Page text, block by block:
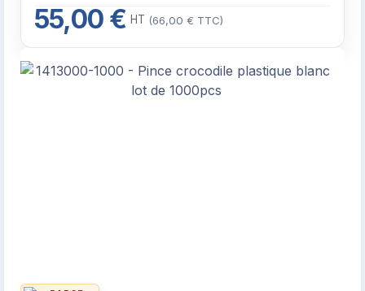
55,00 € HT (66,00 € TTC)